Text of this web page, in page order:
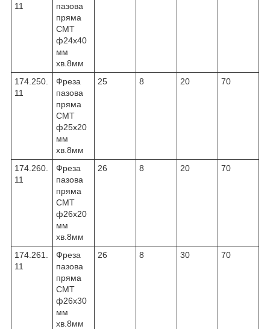
11
пазова
пряма
CMT
ф24х40
мм
хв.8мм
174.250.
11
Фреза
пазова
пряма
CMT
ф25х20
мм
хв.8мм
25 8 20 70
174.260.
11
Фреза
пазова
пряма
CMT
ф26х20
мм
хв.8мм
26 8 20 70
174.261.
11
Фреза
пазова
пряма
CMT
ф26х30
мм
хв.8мм
26 8 30 70